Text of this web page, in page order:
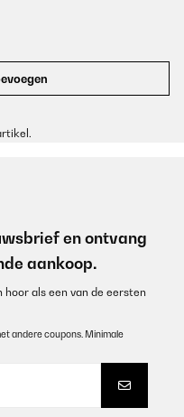
en ontvang
aankoop.
als een van de eersten
andere coupons. Minimale